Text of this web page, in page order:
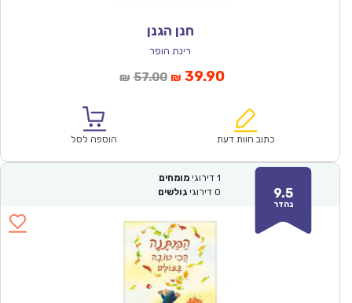
חנן הגנן
רינת הופר
₪ 57.00המחיר
₪57.00.
₪ 39.90המחיר
הוא:
כתוב חוות דעת הוספה לסל
9.5
נהדר
1 דירוגי מומחים
0 דירוגי גולשים